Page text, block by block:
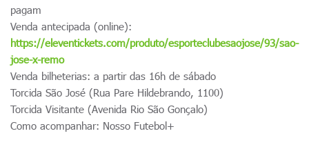
pagam
Venda antecipada (online):
https://eleventickets.com/produto/esporteclubesaojose/93/sao-
jose-x-remo
Venda bilheterias: a partir das 16h de sábado
Torcida São José (Rua Pare Hildebrando, 1100)
Torcida Visitante (Avenida Rio São Gonçalo)
Como acompanhar: Nosso Futebol+